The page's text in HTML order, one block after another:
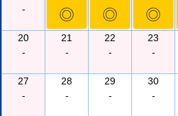
-
◎ ◎ ◎
20
-
21
-
22
-
23
-
27
-
28
-
29
-
30
-